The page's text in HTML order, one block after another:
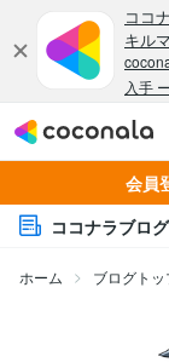
会員
ココナラブログ
ホーム ブログトッ